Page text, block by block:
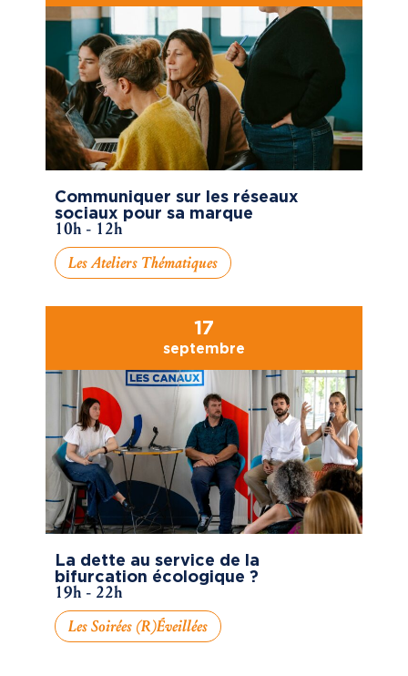
Communiquer sur les réseaux
sociaux pour sa marque
10h - 12h
Les Ateliers Thématiques
17
septembre
La dette au service de la
bifurcation écologique ?
19h - 22h
Les Soirées (R)éveillées